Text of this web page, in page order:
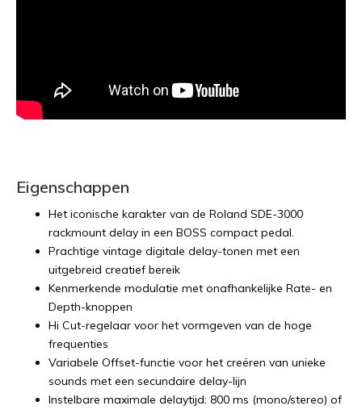
Eigenschappen
Het iconische karakter van de Roland SDE-3000
rackmount delay in een BOSS compact pedal.
Prachtige vintage digitale delay-tonen met een
uitgebreid creatief bereik
Kenmerkende modulatie met onafhankelijke Rate- en
Depth-knoppen
Hi Cut-regelaar voor het vormgeven van de hoge
frequenties
Variabele Offset-functie voor het creëren van unieke
sounds met een secundaire delay-lijn
Instelbare maximale delaytijd: 800 ms (mono/stereo) of